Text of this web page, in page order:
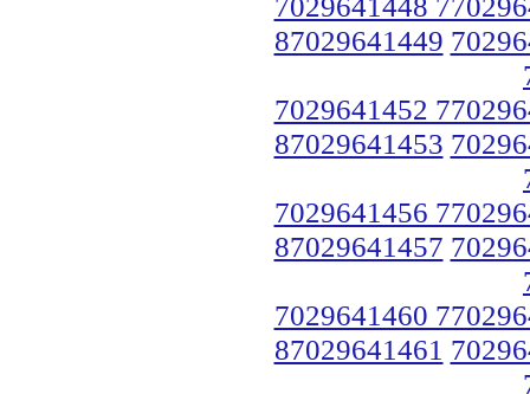
87029641449
7029641452
87029641453
7029641456
87029641457
7029641460
87029641461